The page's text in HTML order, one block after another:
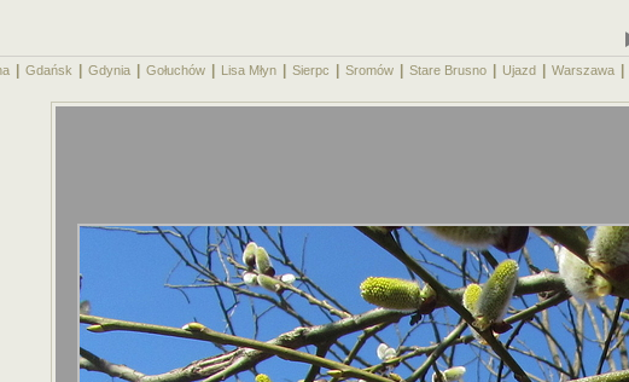
Gdańsk Gdynia Gołuchów Lisa Młyn Sierpc Sromów Stare Brusno Ujazd Warszawa